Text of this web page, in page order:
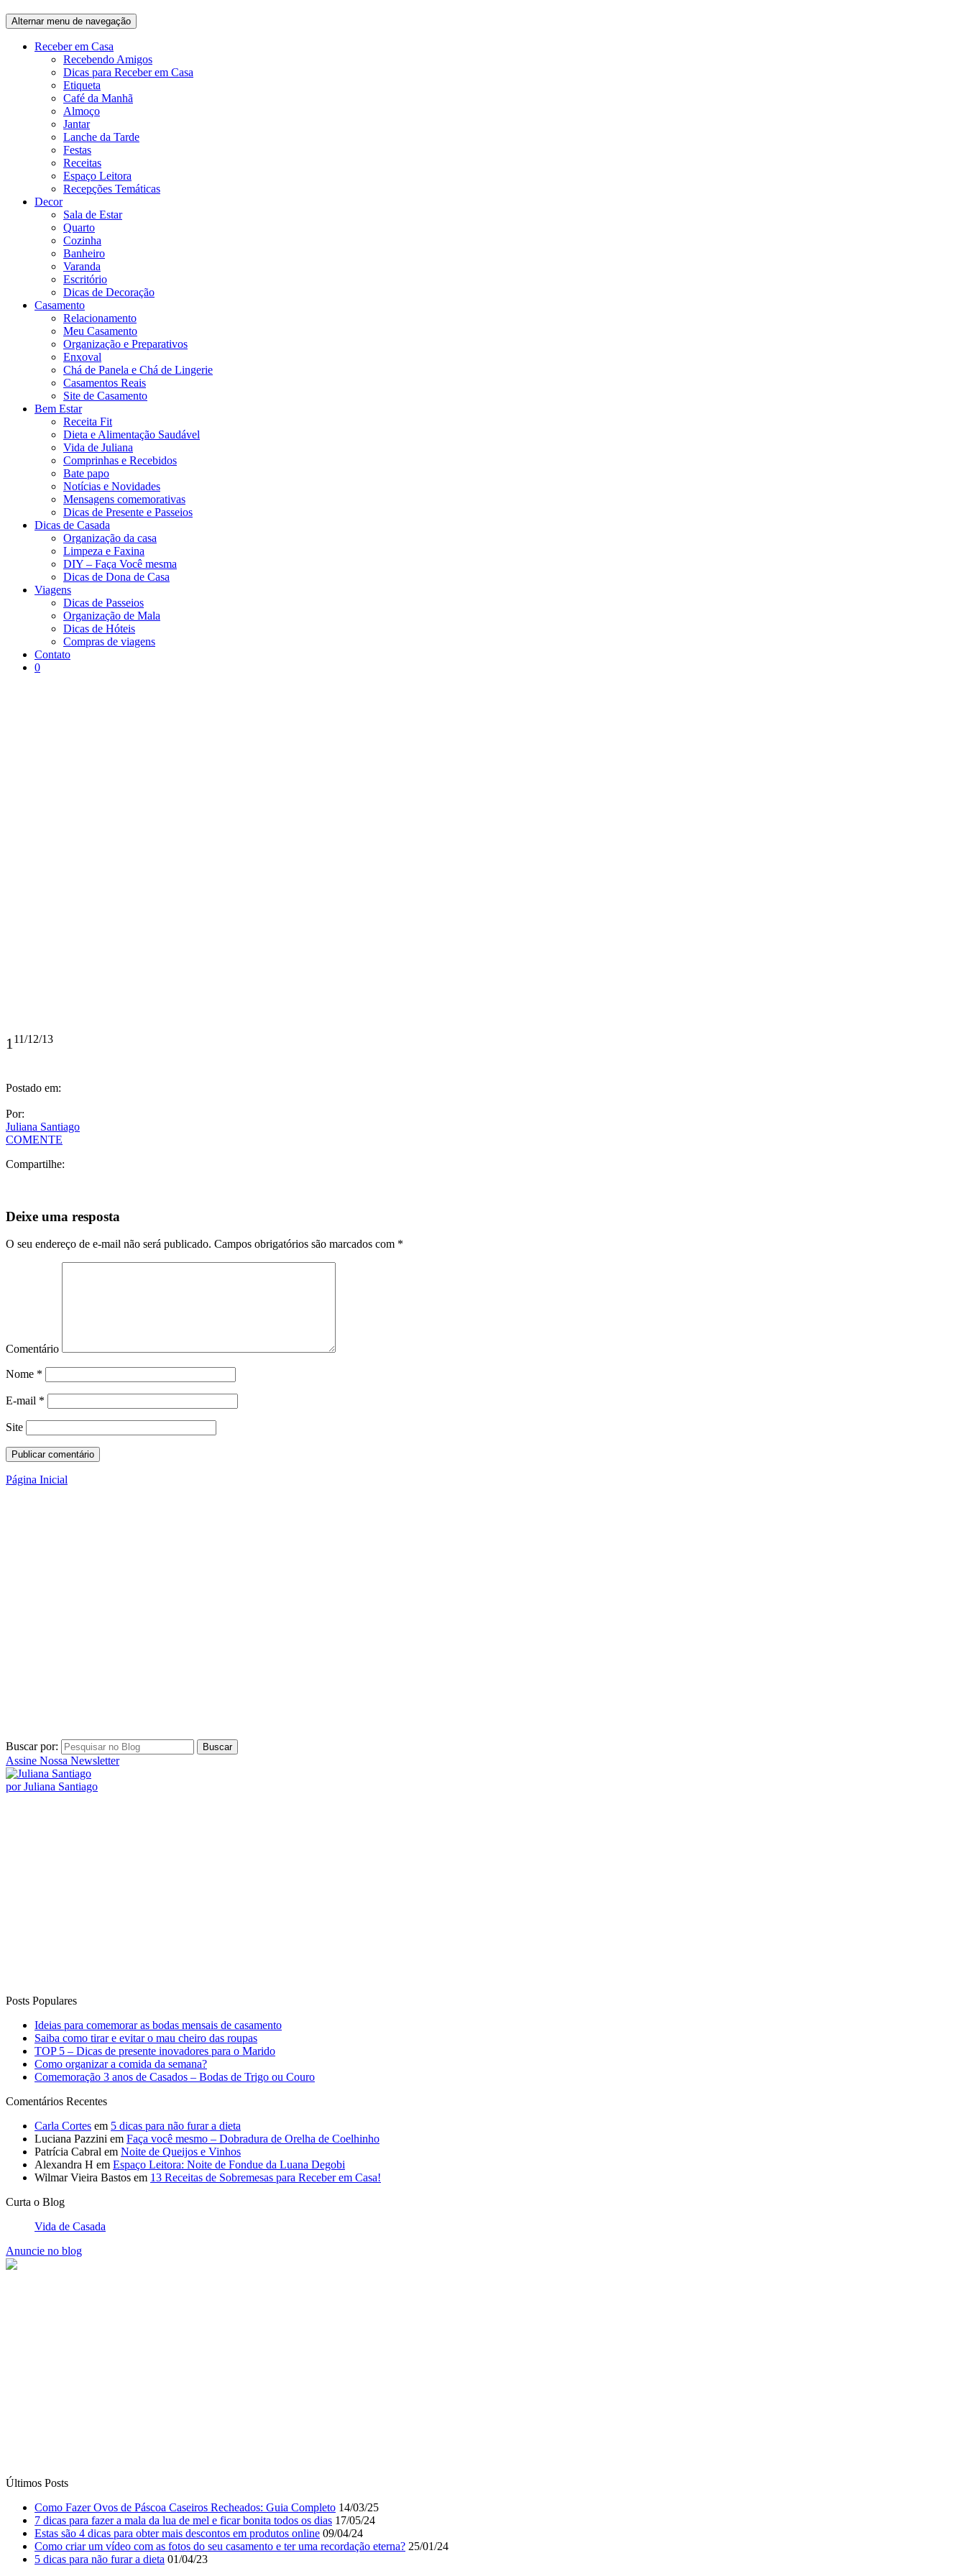
Alternar menu de navegação
Receber em Casa
Recebendo Amigos
Dicas para Receber em Casa
Etiqueta
Café da Manhã
Almoço
Jantar
Lanche da Tarde
Festas
Receitas
Espaço Leitora
Recepções Temáticas
Decor
Sala de Estar
Quarto
Cozinha
Banheiro
Varanda
Escritório
Dicas de Decoração
Casamento
Relacionamento
Meu Casamento
Organização e Preparativos
Enxoval
Chá de Panela e Chá de Lingerie
Casamentos Reais
Site de Casamento
Bem Estar
Receita Fit
Dieta e Alimentação Saudável
Vida de Juliana
Comprinhas e Recebidos
Bate papo
Notícias e Novidades
Mensagens comemorativas
Dicas de Presente e Passeios
Dicas de Casada
Organização da casa
Limpeza e Faxina
DIY – Faça Você mesma
Dicas de Dona de Casa
Viagens
Dicas de Passeios
Organização de Mala
Dicas de Hóteis
Compras de viagens
Contato
0
111/12/13
Postado em:
Por:
Juliana Santiago
COMENTE
Compartilhe:
Deixe uma resposta
O seu endereço de e-mail não será publicado. Campos obrigatórios são marcados com *
Comentário
Nome *
E-mail *
Site
Página Inicial
Buscar por:
Assine Nossa Newsletter
por Juliana Santiago
Posts Populares
Ideias para comemorar as bodas mensais de casamento
Saiba como tirar e evitar o mau cheiro das roupas
TOP 5 – Dicas de presente inovadores para o Marido
Como organizar a comida da semana?
Comemoração 3 anos de Casados – Bodas de Trigo ou Couro
Comentários Recentes
Carla Cortes em 5 dicas para não furar a dieta
Luciana Pazzini em Faça você mesmo – Dobradura de Orelha de Coelhinho
Patrícia Cabral em Noite de Queijos e Vinhos
Alexandra H em Espaço Leitora: Noite de Fondue da Luana Degobi
Wilmar Vieira Bastos em 13 Receitas de Sobremesas para Receber em Casa!
Curta o Blog
Vida de Casada
Anuncie no blog
Últimos Posts
Como Fazer Ovos de Páscoa Caseiros Recheados: Guia Completo 14/03/25
7 dicas para fazer a mala da lua de mel e ficar bonita todos os dias 17/05/24
Estas são 4 dicas para obter mais descontos em produtos online 09/04/24
Como criar um vídeo com as fotos do seu casamento e ter uma recordação eterna? 25/01/24
5 dicas para não furar a dieta 01/04/23